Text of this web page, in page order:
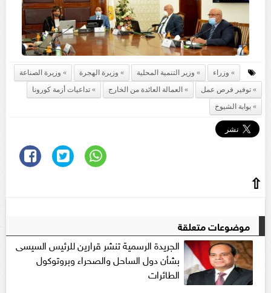
وزراء وزير التنمية المحلية وزيرة الهجرة
وزيرة الصناعة
توفير فرص عمل
العمالة العائدة من الخارج
تداعيات أزمة كورونا
بوابة الشيوخ
⇧
موضوعات متعلقة
الجريدة الرسمية تنشر قرارين للرئيس السيسى
بشأن دول الساحل والصحراء وبروتوكول
الطائرات